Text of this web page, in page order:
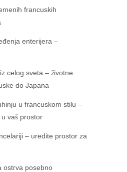
francuskih
enterijera –
celog sveta – životne
do Japana
u francuskom stilu –
vaš prostor
– uredite prostor za
ostrva posebno